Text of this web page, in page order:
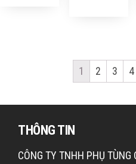
1 2 3 4
THÔNG TIN
CÔNG TY TNHH PHỤ TÙNG